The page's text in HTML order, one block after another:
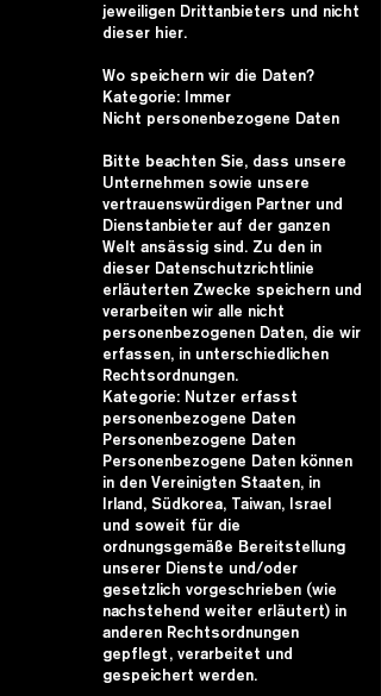
jeweiligen Drittanbieters und nicht
dieser hier.
Wo speichern wir die Daten?
Kategorie: Immer
Nicht personenbezogene Daten
Bitte beachten Sie, dass unsere
Unternehmen sowie unsere
vertrauenswürdigen Partner und
Dienstanbieter auf der ganzen
Welt ansässig sind. Zu den in
dieser Datenschutzrichtlinie
erläuterten Zwecke speichern und
verarbeiten wir alle nicht
personenbezogenen Daten, die wir
erfassen, in unterschiedlichen
Rechtsordnungen.
Kategorie: Nutzer erfasst
personenbezogene Daten
Personenbezogene Daten
Personenbezogene Daten können
in den Vereinigten Staaten, in
Irland, Südkorea, Taiwan, Israel
und soweit für die
ordnungsgemäße Bereitstellung
unserer Dienste und/oder
gesetzlich vorgeschrieben (wie
nachstehend weiter erläutert) in
anderen Rechtsordnungen
gepflegt, verarbeitet und
gespeichert werden.